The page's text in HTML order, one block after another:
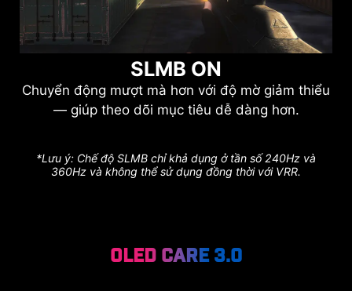
SLMB ON
Chuyển động mượt mà hơn với độ mờ giảm thiểu
— giúp theo dõi mục tiêu dễ dàng hơn.
*Lưu ý: Chế độ SLMB chỉ khả dụng ở tần số 240Hz và
360Hz và không thể sử dụng đồng thời với VRR.
OLED Care 3.0